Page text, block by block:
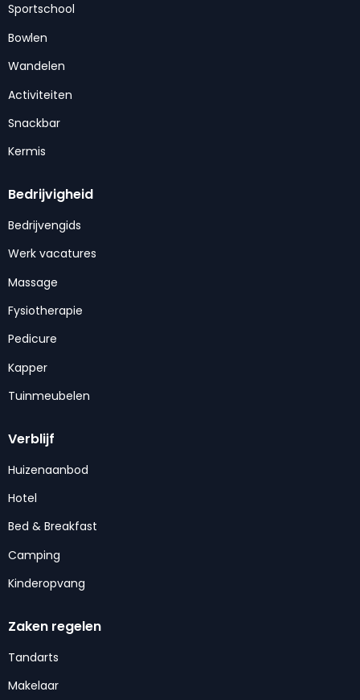
Sportschool
Bowlen
Wandelen
Activiteiten
Snackbar
Kermis
Bedrijvigheid
Bedrijvengids
Werk vacatures
Massage
Fysiotherapie
Pedicure
Kapper
Tuinmeubelen
Verblijf
Huizenaanbod
Hotel
Bed & Breakfast
Camping
Kinderopvang
Zaken regelen
Tandarts
Makelaar